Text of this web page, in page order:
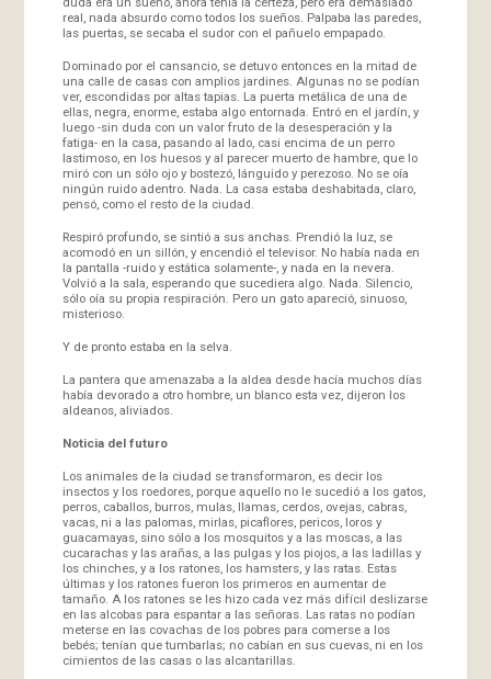
real, nada absurdo como todos los sueños. Palpaba las paredes,
las puertas, se secaba el sudor con el pañuelo empapado.
Dominado por el cansancio, se detuvo entonces en la mitad de
una calle de casas con amplios jardines. Algunas no se podían
ver, escondidas por altas tapias. La puerta metálica de una de
ellas, negra, enorme, estaba algo entornada. Entró en el jardín, y
luego -sin duda con un valor fruto de la desesperación y la
fatiga- en la casa, pasando al lado, casi encima de un perro
lastimoso, en los huesos y al parecer muerto de hambre, que lo
miró con un sólo ojo y bostezó, lánguido y perezoso. No se oía
ningún ruido adentro. Nada. La casa estaba deshabitada, claro,
pensó, como el resto de la ciudad.
Respiró profundo, se sintió a sus anchas. Prendió la luz, se
acomodó en un sillón, y encendió el televisor. No había nada en
la pantalla -ruido y estática solamente-, y nada en la nevera.
Volvió a la sala, esperando que sucediera algo. Nada. Silencio,
sólo oía su propia respiración. Pero un gato apareció, sinuoso,
misterioso.
Y de pronto estaba en la selva.
La pantera que amenazaba a la aldea desde hacía muchos días
había devorado a otro hombre, un blanco esta vez, dijeron los
aldeanos, aliviados.
Noticia del futuro
Los animales de la ciudad se transformaron, es decir los
insectos y los roedores, porque aquello no le sucedió a los gatos,
perros, caballos, burros, mulas, llamas, cerdos, ovejas, cabras,
vacas, ni a las palomas, mirlas, picaflores, pericos, loros y
guacamayas, sino sólo a los mosquitos y a las moscas, a las
cucarachas y las arañas, a las pulgas y los piojos, a las ladillas y
los chinches, y a los ratones, los hamsters, y las ratas. Estas
últimas y los ratones fueron los primeros en aumentar de
tamaño. A los ratones se les hizo cada vez más difícil deslizarse
en las alcobas para espantar a las señoras. Las ratas no podían
meterse en las covachas de los pobres para comerse a los
bebés; tenían que tumbarlas; no cabían en sus cuevas, ni en los
cimientos de las casas o las alcantarillas.